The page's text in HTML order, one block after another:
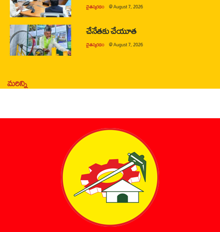
చైతన్యరధం @August 7, 2026
చేనేతకు చేయూత
చైతన్యరధం @August 7, 2026
మరిన్ని